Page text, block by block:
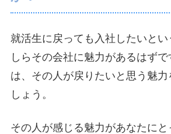
就活生に戻っても入社したいと
しらその会社に魅力があるはず
は、その人が戻りたいと思う魅力
しょう。
その人が感じる魅力があなたに